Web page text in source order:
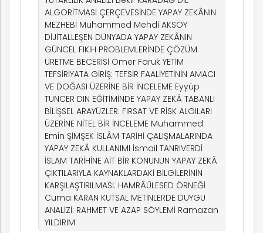
ALGORİTMASI ÇERÇEVESİNDE YAPAY ZEKÂNIN
MEZHEBİ Muhammed Mehdi AKSOY
DİJİTALLEŞEN DÜNYADA YAPAY ZEKÂNIN
GÜNCEL FIKIH PROBLEMLERİNDE ÇÖZÜM
ÜRETME BECERİSİ Ömer Faruk YETİM
TEFSİRİYATA GİRİŞ: TEFSİR FAALİYETİNİN AMACI
VE DOĞASI ÜZERİNE BİR İNCELEME Eyyüp
TUNCER DIN EĞİTİMİNDE YAPAY ZEKÂ TABANLI
BİLİŞSEL ARAYÜZLER: FIRSAT VE RİSK ALGILARI
ÜZERİNE NİTEL BİR İNCELEME Muhammed
Emin ŞİMŞEK İSLÂM TARİHİ ÇALIŞMALARINDA
YAPAY ZEKÂ KULLANIMI İsmail TANRIVERDİ
İSLAM TARİHİNE AİT BİR KONUNUN YAPAY ZEKÂ
ÇIKTILARIYLA KAYNAKLARDAKİ BİLGİLERİNİN
KARŞILAŞTIRILMASI: HAMRÂÜLESED ÖRNEĞİ
Cuma KARAN KUTSAL METİNLERDE DUYGU
ANALİZİ: RAHMET VE AZAP SÖYLEMİ Ramazan
YILDIRIM